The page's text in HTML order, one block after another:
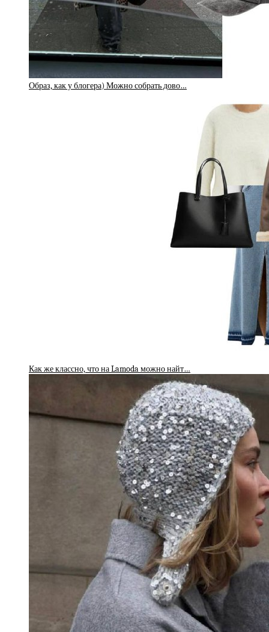
Образ, как у блогера) Можно собрать дово…
Как же классно, что на Lamoda можно найт…